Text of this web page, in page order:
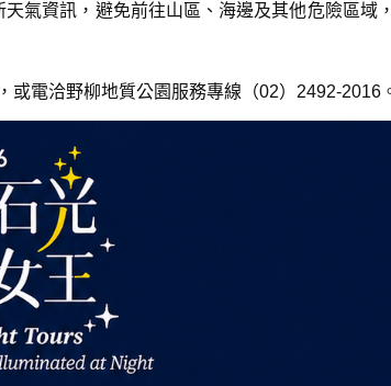
氣資訊，避免前往山區、海邊及其他危險區域
或電洽野柳地質公園服務專線（02）2492-2016